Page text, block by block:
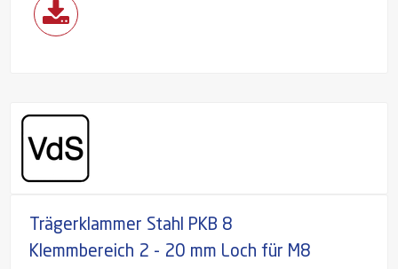
Trägerklammer Stahl PKB 8
Klemmbereich 2 - 20 mm Loch für M8